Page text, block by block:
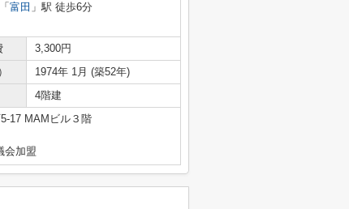
「 富田 」駅 徒歩6分
3,300円
1974年 1月 (築52年)
4階建
17 MAMビル３階
会加盟